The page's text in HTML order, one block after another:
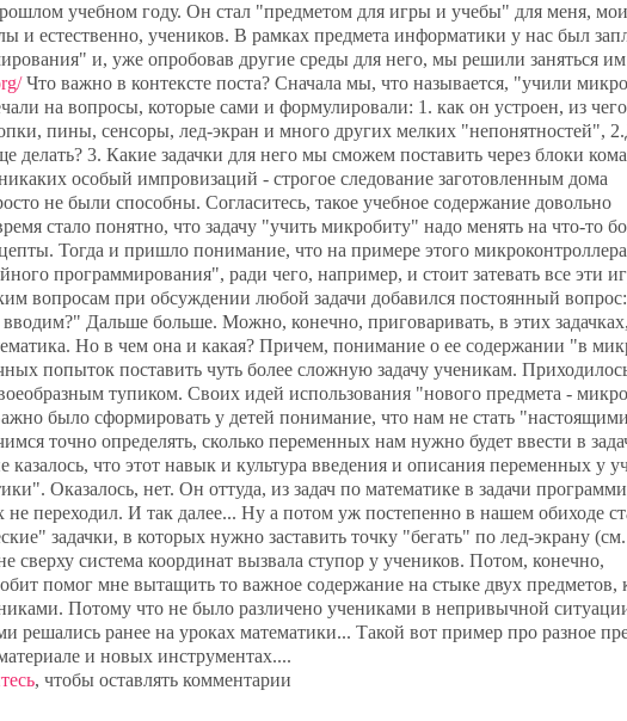
учебном году. Он стал "предметом для игры и учебы" для меня,
и естественно, учеников. В рамках предмета информатики у нас был
и, уже опробовав другие среды для него, мы решили заняться
Что важно в контексте поста? Сначала мы, что называется, "учили
на вопросы, которые сами и формулировали: 1. как он устроен, из чего
пины, сенсоры, лед-экран и много других мелких "непонятностей",
3. Какие задачки для него мы сможем поставить через блоки
особый импровизаций - строгое следование заготовленным дома
не были способны. Согласитесь, такое учебное содержание довольно
стало понятно, что задачу "учить микробиту" надо менять на что-то
Тогда и пришло понимание, что на примере этого
программирования", ради чего, например, и стоит затевать все эти
вопросам при обсуждении любой задачи добавился постоянный
Дальше больше. Можно, конечно, приговаривать, в этих
Но в чем она и какая? Причем, понимание о ее содержании "в
попыток поставить чуть более сложную задачу ученикам.
тупиком. Своих идей использования "нового предмета -
было сформировать у детей понимание, что нам не стать "настоящими
точно определять, сколько переменных нам нужно будет ввести в
что этот навык и культура введения и описания переменных у
Оказалось, нет. Он оттуда, из задач по математике в задачи
не переходил. И так далее... Ну а потом уж постепенно в нашем обиходе
задачки, в которых нужно заставить точку "бегать" по лед-экрану
сверху система координат вызвала ступор у учеников. Потом, конечно,
помог мне вытащить то важное содержание на стыке двух предметов,
Потому что не было различено учениками в непривычной
решались ранее на уроках математики... Такой вот пример про разное
и новых инструментах....
, чтобы оставлять комментарии